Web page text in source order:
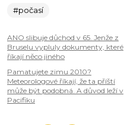
#počasí
ANO slibuje důchod v 65. Jenže z
Bruselu vypluly dokumenty, které
říkají něco jiného
Pamatujete zimu 2010?
Meteorologové říkají, že ta příští
může být podobná. A důvod leží v
Pacifiku